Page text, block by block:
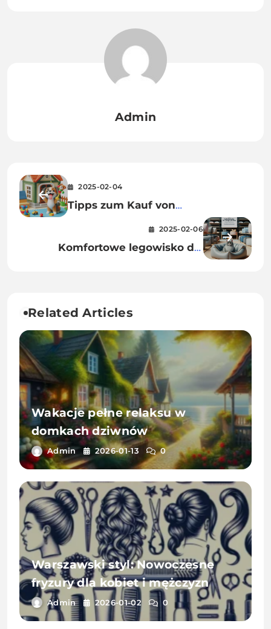
Admin
2025-02-04
Tipps zum Kauf von
Hundebedarf: Was Ihr Hund
wirklich braucht
2025-02-06
Komfortowe legowisko dla
Related Articles
Wakacje pełne relaksu w
domkach dziwnów
Admin 2026-01-13 0
Warszawski styl: Nowoczesne
fryzury dla kobiet i mężczyzn
Admin 2026-01-02 0